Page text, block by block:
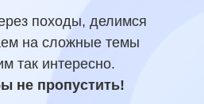
походы, делимся
на сложные темы
так интересно.
не пропустить!